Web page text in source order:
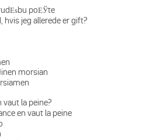
poЕЎte
hvis jeg allerede er gift?
morsian
la peine?
en vaut la peine